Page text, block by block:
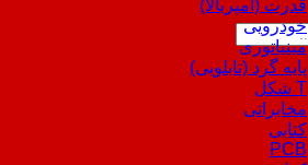
قدرت (آمپربالا)
خودرویی
مینیاتوری
پایه گرد (تابلویی)
T شکل
مخابراتی
کتابی
PCB